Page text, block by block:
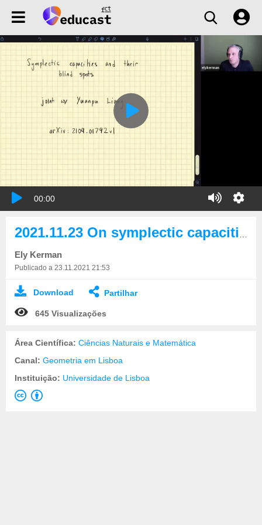
00:00
Ely Kerman
Publicado a 23.11.2021 21:53
Download Partilhar
645 Visualizações
Área Científica: Ciências Naturais e Matemática
Canal: Geometria em Lisboa
Instituição: Universidade de Lisboa